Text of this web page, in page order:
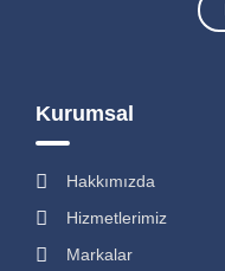
Kurumsal
Hakkımızda
Hizmetlerimiz
Markalar